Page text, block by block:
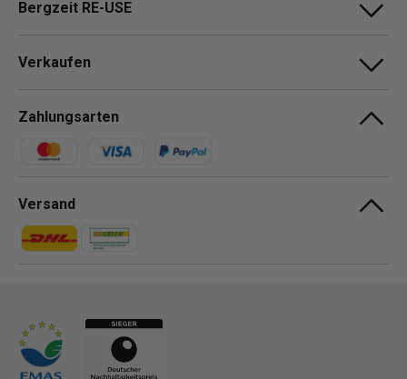
Bergzeit RE-USE
Verkaufen
Zahlungsarten
Zahlungsmethoden
Versand
Zahlungsmethoden
Zahlungsmethoden